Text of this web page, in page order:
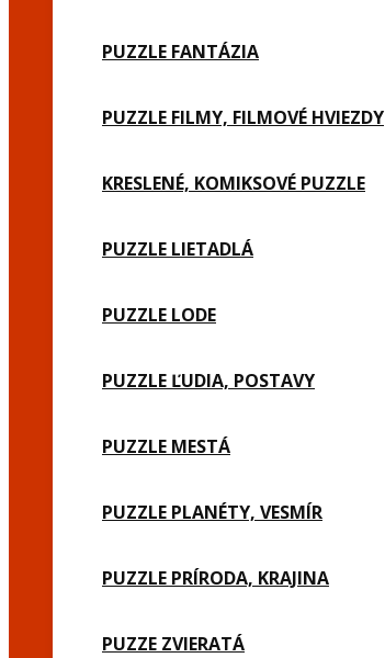
PUZZLE FANTÁZIA
PUZZLE FILMY, FILMOVÉ HVIEZDY
KRESLENÉ, KOMIKSOVÉ PUZZLE
PUZZLE LIETADLÁ
PUZZLE LODE
PUZZLE ĽUDIA, POSTAVY
PUZZLE MESTÁ
PUZZLE PLANÉTY, VESMÍR
PUZZLE PRÍRODA, KRAJINA
PUZZE ZVIERATÁ